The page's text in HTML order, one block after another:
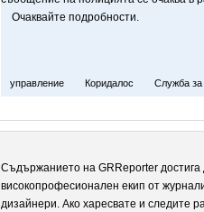
Очаквайте подробности.
управление Коридалос Служба за
Съдържанието на GRReporter достига
високопрофесионален екип от
дизайнери. Ако харесвате и следите